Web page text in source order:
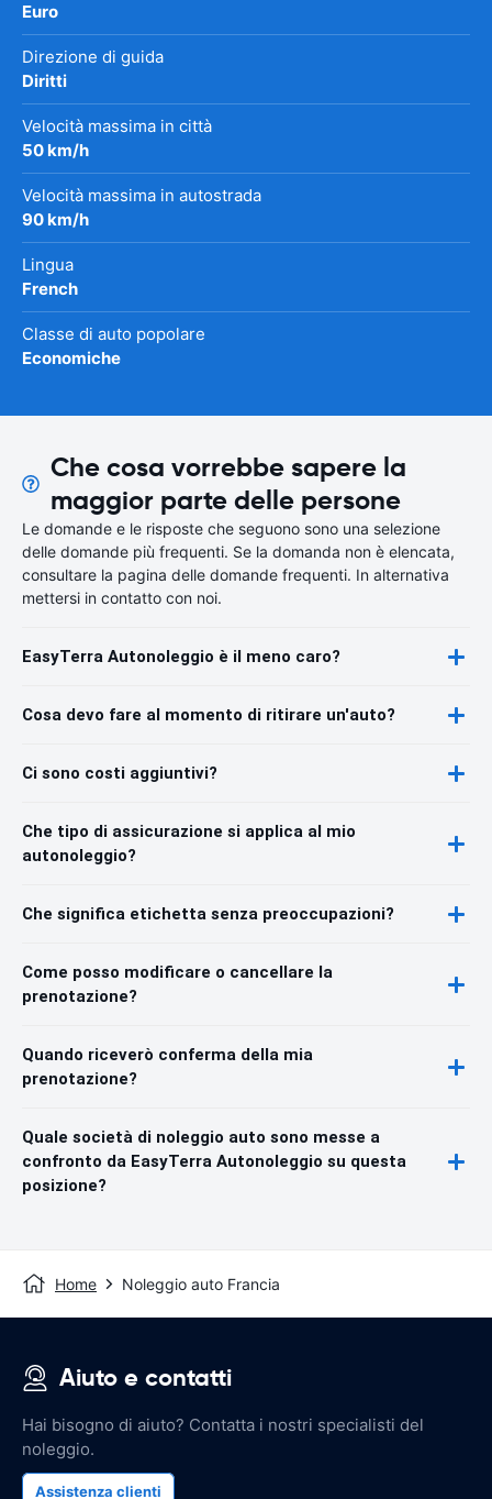
Euro
Direzione di guida
Diritti
Velocità massima in città
50 km/h
Velocità massima in autostrada
90 km/h
Lingua
French
Classe di auto popolare
Economiche
Che cosa vorrebbe sapere la
maggior parte delle persone
Le domande e le risposte che seguono sono una selezione
delle domande più frequenti. Se la domanda non è elencata,
consultare la pagina delle domande frequenti. In alternativa
mettersi in contatto con noi.
EasyTerra Autonoleggio è il meno caro?
Cosa devo fare al momento di ritirare un'auto?
Ci sono costi aggiuntivi?
Che tipo di assicurazione si applica al mio
autonoleggio?
Che significa etichetta senza preoccupazioni?
Come posso modificare o cancellare la
prenotazione?
Quando riceverò conferma della mia
prenotazione?
Quale società di noleggio auto sono messe a
confronto da EasyTerra Autonoleggio su questa
posizione?
Home Noleggio auto Francia
Aiuto e contatti
Hai bisogno di aiuto? Contatta i nostri specialisti del
noleggio.
Assistenza clienti